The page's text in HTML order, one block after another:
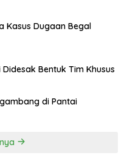
Kasus Dugaan Begal
Bentuk Tim Khusus
di Pantai